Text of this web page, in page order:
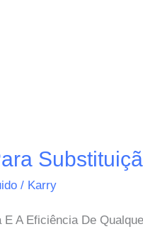
/ Karry
E A Eficiência De